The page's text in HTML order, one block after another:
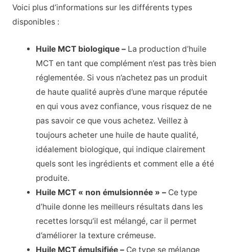
Voici plus d’informations sur les différents types
disponibles :
Huile MCT biologique – La production d’huile
MCT en tant que complément n’est pas très bien
réglementée. Si vous n’achetez pas un produit
de haute qualité auprès d’une marque réputée
en qui vous avez confiance, vous risquez de ne
pas savoir ce que vous achetez.Veillez à
toujours acheter une huile de haute qualité,
idéalement biologique, qui indique clairement
quels sont les ingrédients et comment elle a été
produite.
Huile MCT « non émulsionnée » – Ce type
d’huile donne les meilleurs résultats dans les
recettes lorsqu’il est mélangé, car il permet
d’améliorer la texture crémeuse.
Huile MCT émulsifiée – Ce type se mélange